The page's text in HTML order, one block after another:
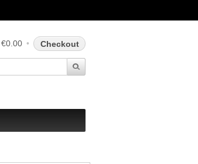
€0.00 Checkout